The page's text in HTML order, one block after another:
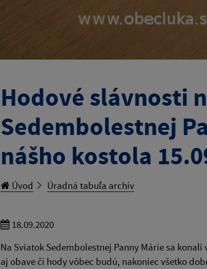
Hodové slávnosti
Sedembolestnej
nášho kostola
Úvod Úradná tabuľa archív
18.09.2020
Na Sviatok Sedembolestnej Panny Márie sa
aj obave či hody vôbec budú, nakoniec všetko